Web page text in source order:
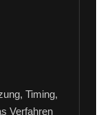
Timing,
Verfahren